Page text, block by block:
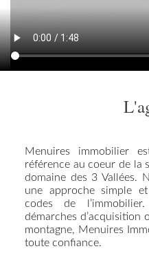
Menuires immobilier
référence au coeur de la
domaine des 3 Vallées.
une approche simple
codes de
démarches d’acquisition
montagne, Menuires
toute confiance.